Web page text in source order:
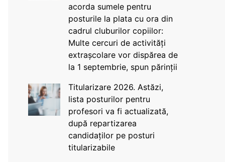
acorda sumele pentru
posturile la plata cu ora din
cadrul cluburilor copiilor:
Multe cercuri de activități
extrașcolare vor dispărea de
la 1 septembrie, spun părinții
Titularizare 2026. Astăzi,
lista posturilor pentru
profesori va fi actualizată,
după repartizarea
candidaților pe posturi
titularizabile